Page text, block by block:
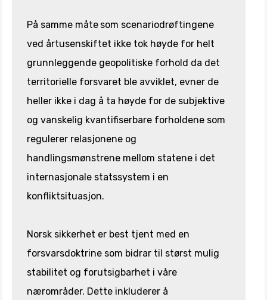
På samme måte som scenariodrøftingene
ved årtusenskiftet ikke tok høyde for helt
grunnleggende geopolitiske forhold da det
territorielle forsvaret ble avviklet, evner de
heller ikke i dag å ta høyde for de subjektive
og vanskelig kvantifiserbare forholdene som
regulerer relasjonene og
handlingsmønstrene mellom statene i det
internasjonale statssystem i en
konfliktsituasjon.
Norsk sikkerhet er best tjent med en
forsvarsdoktrine som bidrar til størst mulig
stabilitet og forutsigbarhet i våre
nærområder. Dette inkluderer å